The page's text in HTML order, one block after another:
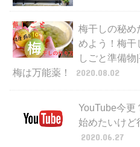
梅干しの秘め
めよう！梅干
しごと準備物
梅は万能薬！
2020.08.02
YouTube今更
始めたいけど
2020.06.27